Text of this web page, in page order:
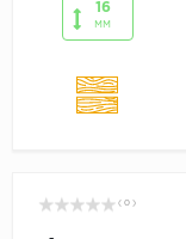
16
мм
( 0 )